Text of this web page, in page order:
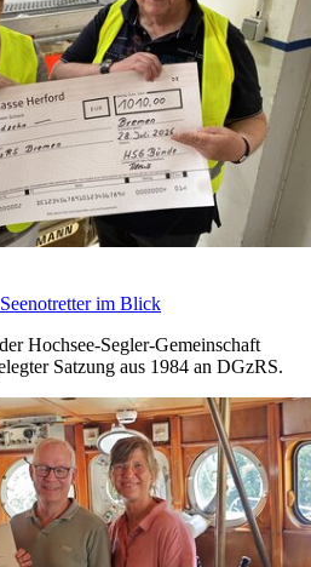
im Blick
Hochsee-Segler-Gemeinschaft
Satzung aus 1984 an DGzRS.